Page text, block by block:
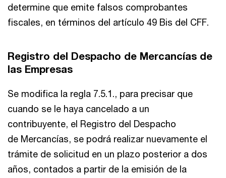
determine que emite falsos comprobantes
fiscales, en términos del artículo 49 Bis del CFF.
Registro del Despacho de Mercancías de
las Empresas
Se modifica la regla 7.5.1., para precisar que
cuando se le haya cancelado a un
contribuyente, el Registro del Despacho
de Mercancías, se podrá realizar nuevamente el
trámite de solicitud en un plazo posterior a dos
años, contados a partir de la emisión de la